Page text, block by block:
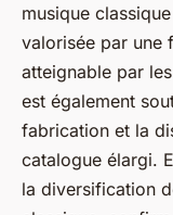
musique
valorisée par une
atteignable par
est également
fabrication et la
catalogue élargi.
la diversification